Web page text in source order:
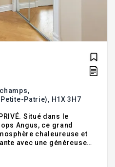
Patrie), H1X 3H7
Situé dans le
Angus, ce grand
chaleureuse et
avec une généreuse
arrière, ainsi qu'une